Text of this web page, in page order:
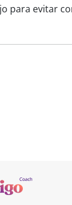
para evitar